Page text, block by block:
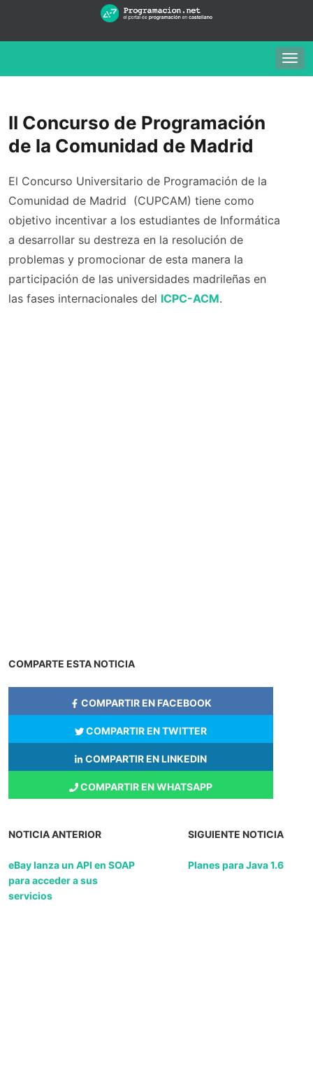
II Concurso de Programación
de la Comunidad de Madrid
El Concurso Universitario de Programación de la
Comunidad de Madrid (CUPCAM) tiene como
objetivo incentivar a los estudiantes de Informática
a desarrollar su destreza en la resolución de
problemas y promocionar de esta manera la
participación de las universidades madrileñas en
las fases internacionales del ICPC-ACM.
COMPARTE ESTA NOTICIA
COMPARTIR EN FACEBOOK
COMPARTIR EN TWITTER
COMPARTIR EN LINKEDIN
COMPARTIR EN WHATSAPP
NOTICIA ANTERIOR
eBay lanza un API en SOAP
para acceder a sus
servicios
SIGUIENTE NOTICIA
Planes para Java 1.6